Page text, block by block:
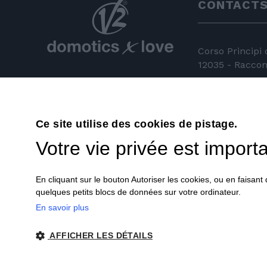
CONTACTS
Corso Principi
12035 -
+39 0172 84
Ce site utilise des cookies de pistage.
Votre vie privée est
En cliquant sur le bouton Autoriser les cookies, ou en
quelques petits blocs de données sur votre ordinateur.
En savoir plus
AFFICHER LES DÉTAILS